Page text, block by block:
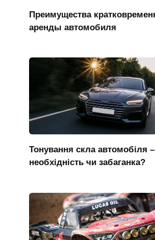
Преимущества
аренды автомобиля
Тонування скла автомобіля –
необхідність чи забаганка?